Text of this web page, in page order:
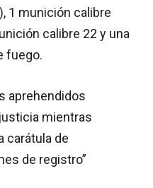
1 munición calibre
calibre 22 y una
fuego.
aprehendidos
mientras
carátula de
de registro”